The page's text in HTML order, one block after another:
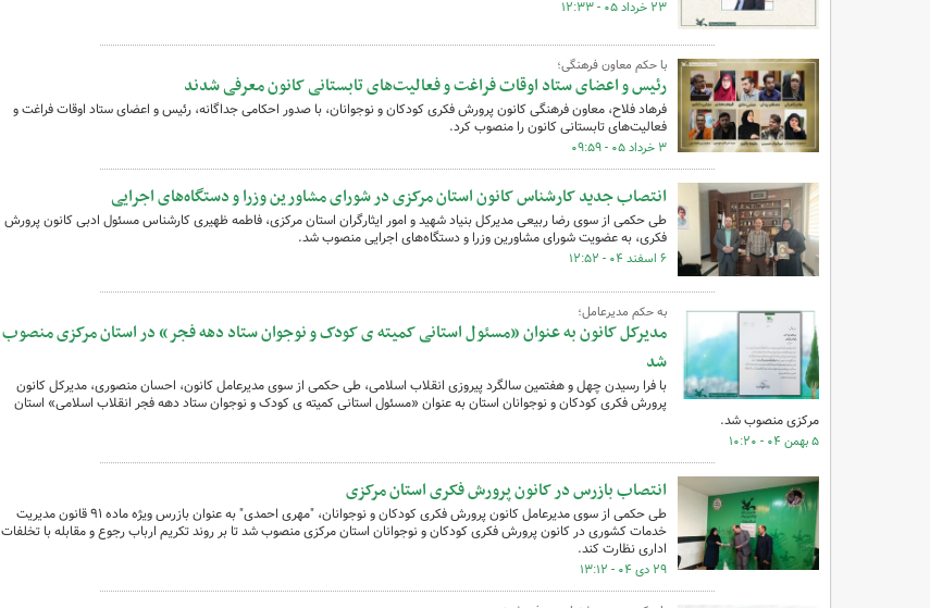
۲۳ خرداد ۰۵ - ۱۲:۳۳
با حکم معاون فرهنگی؛
رئیس و اعضای ستاد اوقات فراغت و فعالیت‌های تابستانی کانون معرفی شدند
فرهاد فلاح، معاون فرهنگی کانون پرورش فکری کودکان و نوجوانان، با صدور احکامی جداگانه، رئیس و اعضای ستاد اوقات فراغت و
فعالیت‌های تابستانی کانون را منصوب کرد.
۳ خرداد ۰۵ - ۰۹:۵۹
انتصاب جدید کارشناس کانون استان مرکزی در شورای مشاورین وزرا و دستگاه‌های اجرایی
طی حکمی از سوی رضا ربیعی مدیرکل بنیاد شهید و امور ایثارگران استان مرکزی، فاطمه ظهیری کارشناس مسئول ادبی کانون پرورش
فکری، به عضویت شورای مشاورین وزرا و دستگاه‌های اجرایی منصوب شد.
۶ اسفند ۰۴ - ۱۲:۵۲
به حکم مدیرعامل؛
مدیرکل کانون به عنوان «مسئول استانی کمیته ‏ی کودک و نوجوان ستاد دهه فجر» در استان مرکزی منصوب
شد
با فرا رسیدن چهل و هفتمین سالگرد پیروزی انقلاب اسلامی، طی حکمی از سوی مدیرعامل کانون، احسان منصوری، مدیرکل کانون
پرورش فکری کودکان و نوجوانان استان به عنوان «مسئول استانی کمیته ی کودک و نوجوان ستاد دهه فجر انقلاب اسلامی» استان
مرکزی منصوب شد.
۵ بهمن ۰۴ - ۱۰:۲۰
انتصاب بازرس در کانون پرورش فکری استان مرکزی
طی حکمی از سوی مدیرعامل کانون پرورش فکری کودکان و نوجوانان، "مهری احمدی" به عنوان بازرس ویژه ماده ۹۱ قانون مدیریت
خدمات کشوری در کانون پرورش فکری کودکان و نوجوانان استان مرکزی منصوب شد تا بر روند تکریم ارباب رجوع و مقابله با تخلفات
اداری نظارت کند.
۲۹ دی ۰۴ - ۱۳:۱۲